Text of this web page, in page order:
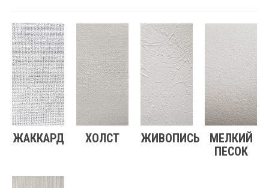
ЖАККАРД ХОЛСТ ЖИВОПИСЬ
МЕЛКИЙ
ПЕСОК